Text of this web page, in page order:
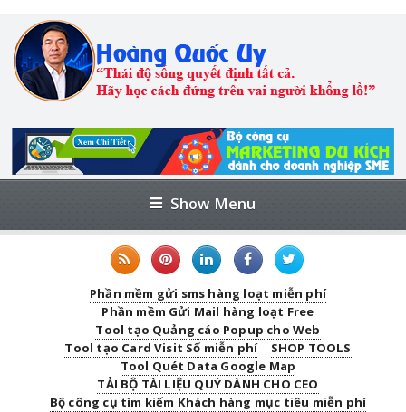
Show Menu
Phần mềm gửi sms hàng loạt miễn phí
Phần mềm Gửi Mail hàng loạt Free
Tool tạo Quảng cáo Popup cho Web
Tool tạo Card Visit Số miễn phí
SHOP TOOLS
Tool Quét Data Google Map
TẢI BỘ TÀI LIỆU QUÝ DÀNH CHO CEO
Bộ công cụ tìm kiếm Khách hàng mục tiêu miễn phí